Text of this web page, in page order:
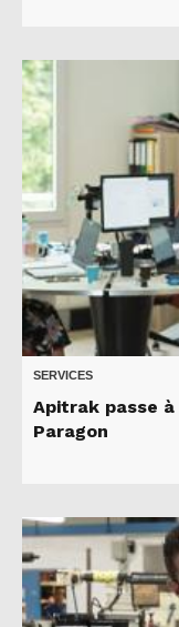
SERVICES
Apitrak passe
Paragon